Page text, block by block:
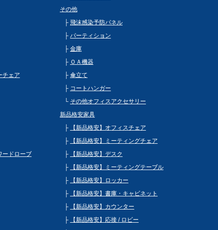
チェア
ードローブ
その他
飛沫感染予防パネル
パーティション
金庫
ＯＡ機器
傘立て
コートハンガー
その他オフィスアクセサリー
新品格安家具
【新品格安】オフィスチェア
【新品格安】ミーティングチェア
【新品格安】デスク
【新品格安】ミーティングテーブル
【新品格安】ロッカー
【新品格安】書庫・キャビネット
【新品格安】カウンター
【新品格安】応接 / ロビー